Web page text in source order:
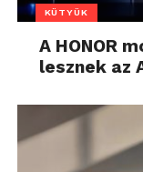
KÜTYÜK
A HONOR
lesznek az